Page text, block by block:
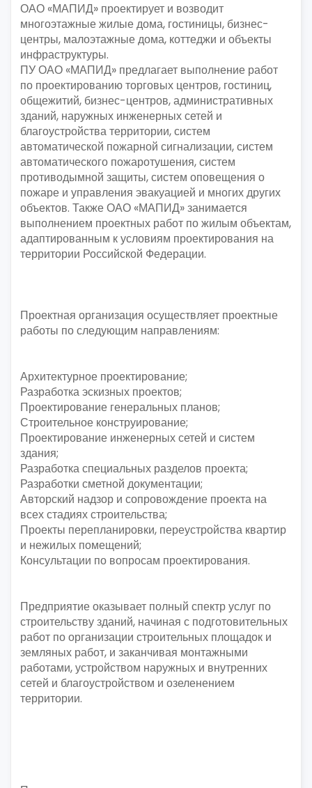
ОАО «МАПИД» проектирует и возводит
многоэтажные жилые дома, гостиницы, бизнес-
центры, малоэтажные дома, коттеджи и объекты
инфраструктуры.
ПУ ОАО «МАПИД» предлагает выполнение работ
по проектированию торговых центров, гостиниц,
общежитий, бизнес-центров, административных
зданий, наружных инженерных сетей и
благоустройства территории, систем
автоматической пожарной сигнализации, систем
автоматического пожаротушения, систем
противодымной защиты, систем оповещения о
пожаре и управления эвакуацией и многих других
объектов. Также ОАО «МАПИД» занимается
выполнением проектных работ по жилым объектам,
адаптированным к условиям проектирования на
территории Российской Федерации.
Проектная организация осуществляет проектные
работы по следующим направлениям:
Архитектурное проектирование;
Разработка эскизных проектов;
Проектирование генеральных планов;
Строительное конструирование;
Проектирование инженерных сетей и систем
здания;
Разработка специальных разделов проекта;
Разработки сметной документации;
Авторский надзор и сопровождение проекта на
всех стадиях строительства;
Проекты перепланировки, переустройства квартир
и нежилых помещений;
Консультации по вопросам проектирования.
Предприятие оказывает полный спектр услуг по
строительству зданий, начиная с подготовительных
работ по организации строительных площадок и
земляных работ, и заканчивая монтажными
работами, устройством наружных и внутренних
сетей и благоустройством и озеленением
территории.